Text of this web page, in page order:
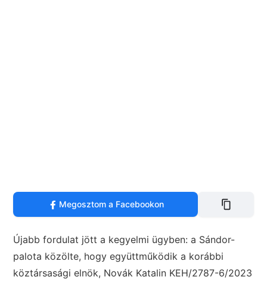
Megosztom a Facebookon
Újabb fordulat jött a kegyelmi ügyben: a Sándor-
palota közölte, hogy együttműködik a korábbi
köztársasági elnök, Novák Katalin KEH/2787-6/2023